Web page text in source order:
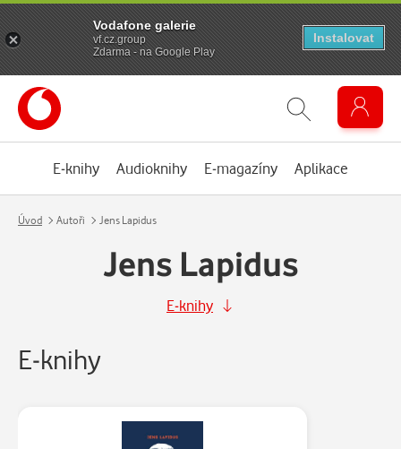
E-knihy Audioknihy E-magazíny Aplikace
Úvod Autoři Jens Lapidus
Jens Lapidus
E-knihy
E-knihy
Vodafone galerie
vf.cz.group
Zdarma - na Google Play
Instalovat